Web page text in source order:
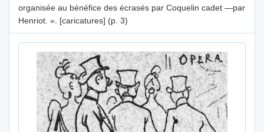
organisée au bénéfice des écrasés par Coquelin cadet —par
Henriot. ». [caricatures] (p. 3)